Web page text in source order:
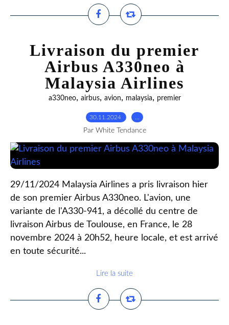
Livraison du premier
Airbus A330neo à
Malaysia Airlines
a330neo, airbus, avion, malaysia, premier
30.11.2024
Par White Tendance
29/11/2024 Malaysia Airlines a pris livraison hier
de son premier Airbus A330neo. L'avion, une
variante de l'A330-941, a décollé du centre de
livraison Airbus de Toulouse, en France, le 28
novembre 2024 à 20h52, heure locale, et est arrivé
en toute sécurité...
Lire la suite